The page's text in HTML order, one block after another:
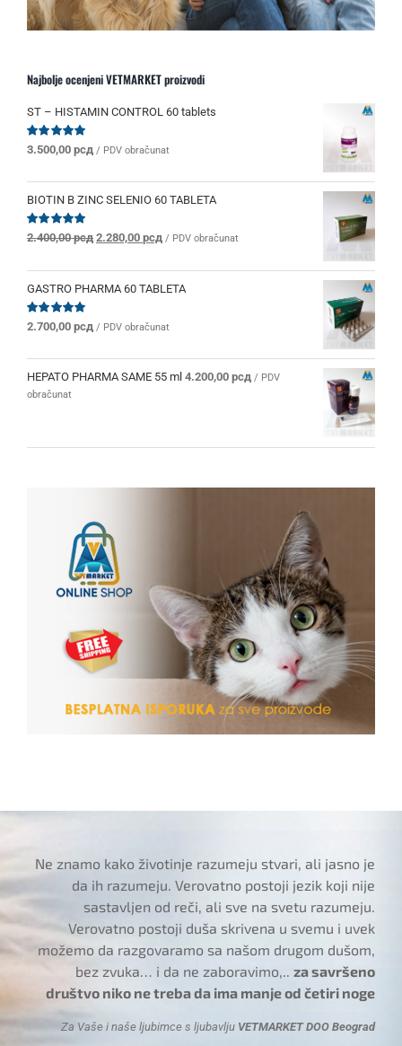
Najbolje ocenjeni VETMARKET proizvodi
ST – HISTAMIN CONTROL 60 tablets
Ocenjeno
od 5
3.500,00 рсд / PDV obračunat
BIOTIN B ZINC SELENIO 60 TABLETA
Ocenjeno
od 5
2.400,00рсд Originalna
je
bila:
2.280,00 рсдTrenutna
je:
2.280,00 рсд.
/ PDV obračunat
GASTRO PHARMA 60 TABLETA
Ocenjeno
od 5
2.700,00 рсд / PDV obračunat
HEPATO PHARMA SAME 55 ml 4.200,00 рсд / PDV
obračunat
Ne znamo kako životinje razumeju stvari, ali jasno je
da ih razumeju. Verovatno postoji jezik koji nije
sastavljen od reči, ali sve na svetu razumeju.
Verovatno postoji duša skrivena u svemu i uvek
možemo da razgovaramo sa našom drugom dušom,
bez zvuka… i da ne zaboravimo,..za savršeno
društvo niko ne treba da ima manje od četiri noge
Za Vaše i naše ljubimce s ljubavlju VETMARKET DOO Beograd